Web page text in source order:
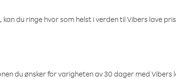
du ringe hvor som helst i verden til Vibers lave
du ønsker for varigheten av 30 dager med Vibers